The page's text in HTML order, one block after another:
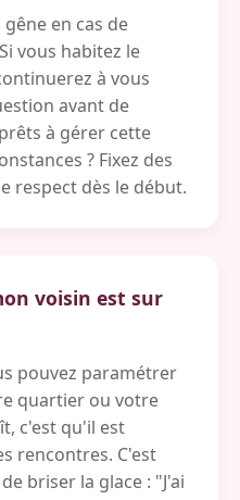
en cas de
vous habitez le
à vous
avant de
à gérer cette
? Fixez des
respect dès le début.
voisin est sur
pouvez paramétrer
quartier ou votre
c'est qu'il est
rencontres. C'est
briser la glace : "J'ai